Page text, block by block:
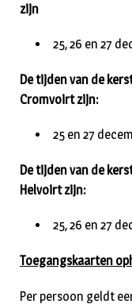
zijn
25, 26 en 27
De tijden van de
Cromvoirt zijn:
25 en 27
De tijden van de
Helvoirt zijn:
25, 26 en 27
Toegangskaarten
Per persoon geldt